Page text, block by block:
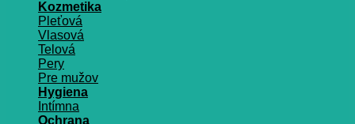
Kozmetika
Pleťová
Vlasová
Telová
Pery
Pre mužov
Hygiena
Intímna
Ochrana